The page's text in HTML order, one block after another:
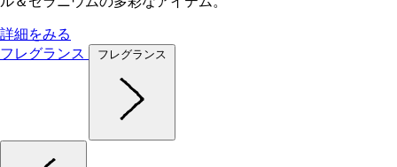
詳細をみる
フレグランス
フレグランス